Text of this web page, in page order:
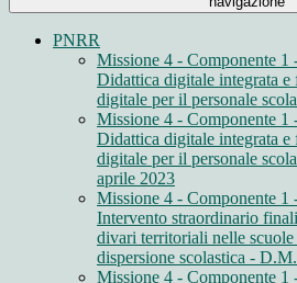
PNRR
Missione 4 - Componente 1
Didattica digitale integrata
digitale per il personale
Missione 4 - Componente 1
Didattica digitale integrata
digitale per il personale
aprile 2023
Missione 4 - Componente 1
Intervento straordinario
divari territoriali nelle scuole
dispersione scolastica -
Missione 4 - Componente 1